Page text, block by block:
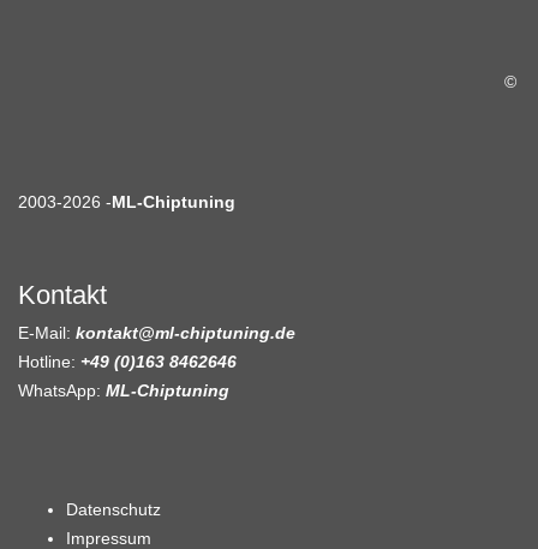
©
2003-2026 -ML-Chiptuning
Kontakt
E-Mail: kontakt@ml-chiptuning.de
Hotline: +49 (0)163 8462646
WhatsApp: ML-Chiptuning
Datenschutz
Impressum